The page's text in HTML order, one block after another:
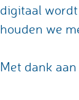
digitaal
houden we
Met dank